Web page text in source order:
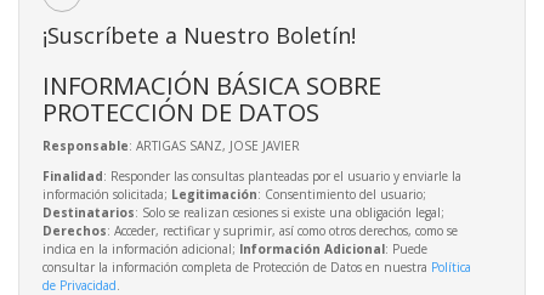
¡Suscríbete a Nuestro Boletín!
INFORMACIÓN BÁSICA SOBRE
PROTECCIÓN DE DATOS
Responsable: ARTIGAS SANZ, JOSE JAVIER
Finalidad: Responder las consultas planteadas por el usuario y enviarle la
información solicitada; Legitimación: Consentimiento del usuario;
Destinatarios: Solo se realizan cesiones si existe una obligación legal;
Derechos: Acceder, rectificar y suprimir, así como otros derechos, como se
indica en la información adicional; Información Adicional: Puede
consultar la información completa de Protección de Datos en nuestra Política
de Privacidad